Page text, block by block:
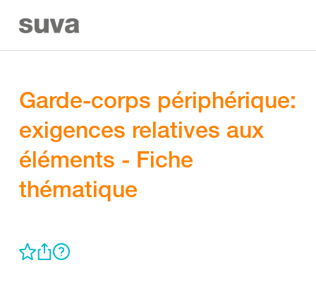
Garde-corps périphérique:
exigences relatives aux
éléments - Fiche
thématique